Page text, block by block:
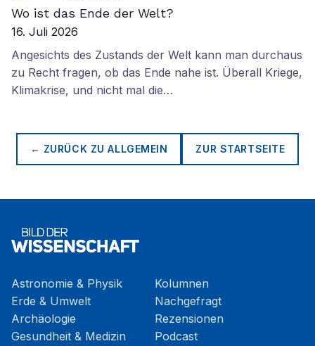
Wo ist das Ende der Welt?
16. Juli 2026
Angesichts des Zustands der Welt kann man durchaus
zu Recht fragen, ob das Ende nahe ist. Überall Kriege,
Klimakrise, und nicht mal die…
← ZURÜCK ZUALLGEMEIN ZUR STARTSEITE
Astronomie & Physik
Erde & Umwelt
Archäologie
Gesundheit & Medizin
Kolumnen
Nachgefragt
Rezensionen
Podcast